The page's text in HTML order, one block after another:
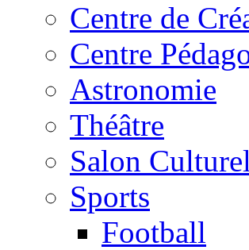
Centre de
Centre
Astronomie
Théâtre
Salon Culturel
Sports
Football